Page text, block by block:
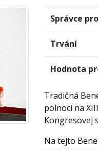
Správce
Trvání
Hodnota
Tradičná
polnoci na
Kongresovej
Na tejto